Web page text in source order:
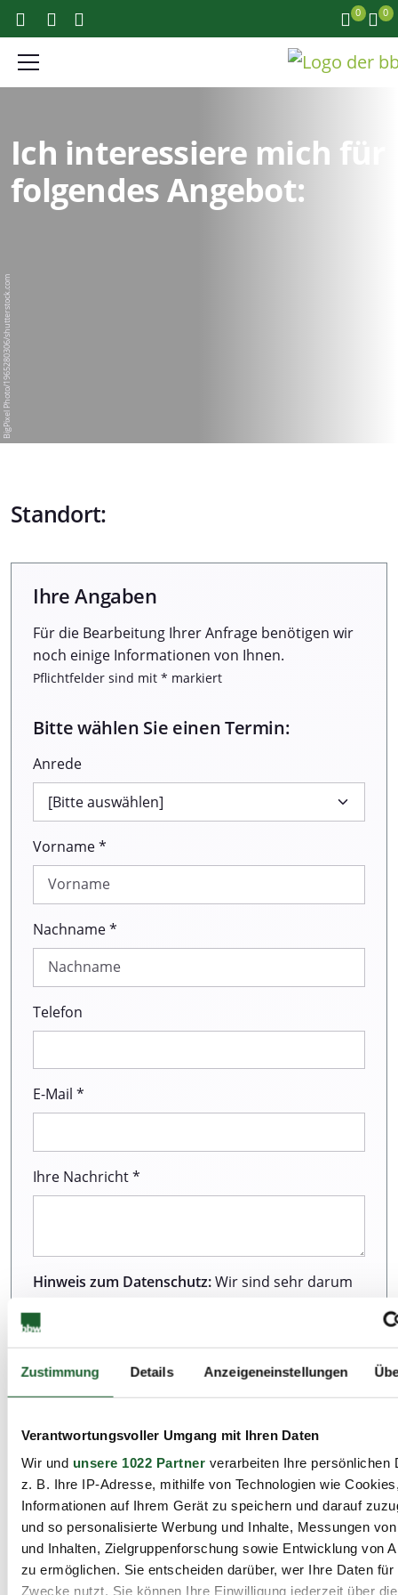
Zustimmung Details Anzeigeneinstellungen
Verantwortungsvoller Umgang mit Ihren Daten
Wir und unsere 1022 Partnerverarbeiten Ihre persönlichen
z. B. Ihre IP-Adresse, mithilfe von Technologien wie
Informationen auf Ihrem Gerät zu speichern und darauf
und so personalisierte Werbung und Inhalte, Messungen
und Inhalten, Zielgruppenforschung sowie Entwicklung von
zu ermöglichen. Sie entscheiden darüber, wer Ihre Daten für
Zwecke nutzt. Sie können Ihre Einwilligung jederzeit über
0 0
Ich interessiere mich für
folgendes Angebot:
BigPixel Photo/1965280306/shutterstock.com
Standort:
Ihre Angaben
Für die Bearbeitung Ihrer Anfrage benötigen wir
noch einige Informationen von Ihnen.
Pflichtfelder sind mit * markiert
Bitte wählen Sie einen Termin:
Anrede
Vorname *
Nachname *
Telefon
E-Mail *
Ihre Nachricht *
Hinweis zum Datenschutz:Wir sind sehr darum
unserer Webseite einen ausgezeichneten Service
zu bieten. Dazu gehört auch der Schutz Ihrer
Daten. Weitere Informationen zur Erhebung und
Verarbeitung personenbezogener Daten können
Ich habe die Datenschutzbestimmungen zur
Kenntnis genommen.*